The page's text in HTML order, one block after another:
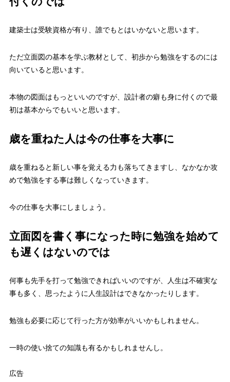
建築士は受験資格が有り、誰でもとはいかないと思います。
ただ立面図の基本を学ぶ教材として、初歩から勉強をするのには
向いていると思います。
本物の図面はもっといいのですが、設計者の癖も身に付くので最
初は基本からでもいいと思います。
歳を重ねた人は今の仕事を大事に
歳を重ねると新しい事を覚える力も落ちてきますし、なかなか攻
めで勉強をする事は難しくなっていきます。
今の仕事を大事にしましょう。
立面図を書く事になった時に勉強を始めて
も遅くはないのでは
何事も先手を打って勉強できればいいのですが、人生は不確実な
事も多く、思ったように人生設計はできなかったりします。
勉強も必要に応じて行った方が効率がいいかもしれません。
一時の使い捨ての知識も有るかもしれませんし。
広告